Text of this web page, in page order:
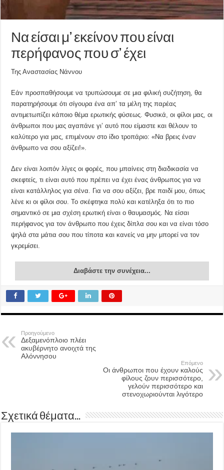
Να είσαι μ’ εκείνον που είναι
περήφανος που σ’ έχει
Της Αναστασίας Νάννου
Εάν προσπαθήσουμε να τρυπώσουμε σε μια φιλική συζήτηση, θα
παρατηρήσουμε ότι σίγουρα ένα απ’ τα μέλη της παρέας
αντιμετωπίζει κάποιο θέμα ερωτικής φύσεως. Φυσικά, οι φίλοι μας, οι
άνθρωποι που μας αγαπάνε γι’ αυτό που είμαστε και θέλουν το
καλύτερο για μας, επιμένουν στο ίδιο τροπάριο: «Να βρεις έναν
άνθρωπο να σου αξίζει!».
Δεν είναι λοιπόν λίγες οι φορές, που μπαίνεις στη διαδικασία να
σκεφτείς, τι είναι αυτό που πρέπει να έχει ένας άνθρωπος για να
είναι κατάλληλος για σένα. Για να σου αξίζει, βρε παιδί μου, όπως
λένε κι οι φίλοι σου. Το σκέφτηκα πολύ και κατέληξα ότι το πιο
σημαντικό σε μια σχέση ερωτική είναι ο θαυμασμός. Να είσαι
περήφανος για τον άνθρωπο που έχεις δίπλα σου και να είναι τόσο
ψηλά στα μάτια σου που τίποτα και κανείς να μην μπορεί να τον
γκρεμίσει.
Διαβάστε την συνέχεια...
Προηγούμενο
Δεξαμενόπλοιο πλέει
ακυβέρνητο ανοιχτά της
Αλόννησου
Επόμενο
Οι άνθρωποι που έχουν καλούς
φίλους ζουν περισσότερο,
γελούν περισσότερο και
στενοχωριούνται λιγότερο
Σχετικά θέματα...